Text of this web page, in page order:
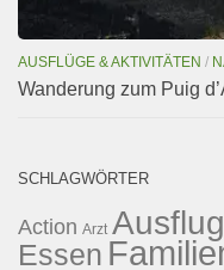
AUSFLÜGE & AKTIVITÄTEN /
Wanderung zum Puig
SCHLAGWÖRTER
Action Arzt Ausflug
Essen